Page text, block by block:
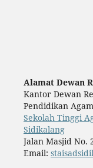
Alamat Dewan
Kantor Dewan
Pendidikan
Sekolah Tinggi
Sidikalang
Jalan Masjid No.
Email: